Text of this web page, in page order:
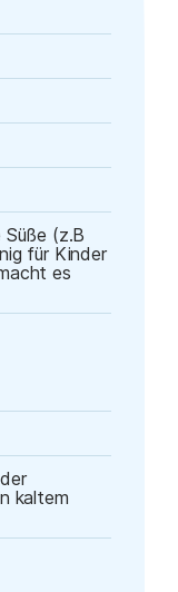
Süße (z.B
für Kinder
es
kaltem